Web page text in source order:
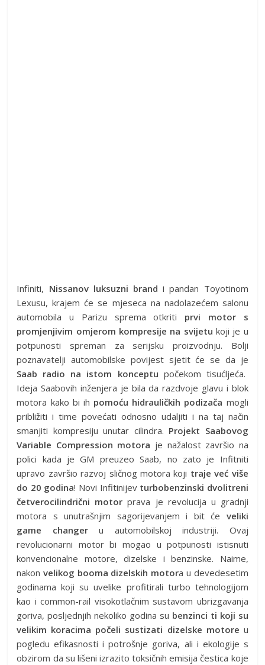
Infiniti, Nissanov luksuzni brand i pandan Toyotinom
Lexusu, krajem će se mjeseca na nadolazećem salonu
automobila u Parizu sprema otkriti prvi motor s
promjenjivim omjerom kompresije na svijetu koji je u
potpunosti spreman za serijsku proizvodnju. Bolji
poznavatelji automobilske povijest sjetit će se da je
Saab radio na istom konceptu počekom tisućljeća.
Ideja Saabovih inženjera je bila da razdvoje glavu i blok
motora kako bi ih pomoću hidrauličkih podizača mogli
približiti i time povećati odnosno udaljiti i na taj način
smanjiti kompresiju unutar cilindra. Projekt Saabovog
Variable Compression motora je nažalost završio na
polici kada je GM preuzeo Saab, no zato je Infitniti
upravo završio razvoj sličnog motora koji traje već više
do 20 godina! Novi Infitinijev turbobenzinski dvolitreni
četverocilindrični motor prava je revolucija u gradnji
motora s unutrašnjim sagorijevanjem i bit će veliki
game changeru automobilskoj industriji. Ovaj
revolucionarni motor bi mogao u potpunosti istisnuti
konvencionalne motore, dizelske i benzinske. Naime,
nakonvelikog booma dizelskih motora u devedesetim
godinama koji su uvelike profitirali turbo tehnologijom
kao i common-rail visokotlačnim sustavom ubrizgavanja
goriva, posljednjih nekoliko godina su benzinci ti koji su
velikim koracima počeli sustizati dizelske motore u
pogledu efikasnosti i potrošnje goriva, ali i ekologije s
obzirom da su lišeni izrazito toksičnih emisija čestica koje